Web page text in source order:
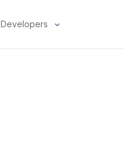
Developers